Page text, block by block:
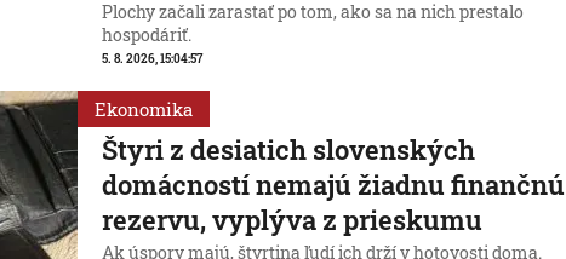
Plochy začali zarastať po tom, ako sa na nich prestalo
hospodáriť.
5. 8. 2026, 15:04:57
Ekonomika
Štyri z desiatich slovenských
domácností nemajú žiadnu finančnú
rezervu, vyplýva z prieskumu
Ak úspory majú, štvrtina ľudí ich drží v hotovosti doma.